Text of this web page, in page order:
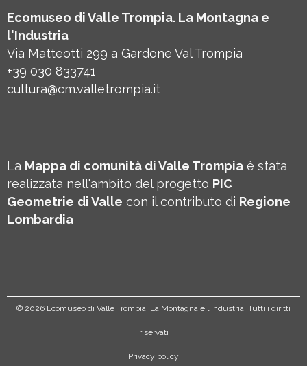
Ecomuseo di Valle Trompia. La Montagna e
l'Industria
Via Matteotti 299 a Gardone Val Trompia
+39 030 833741
cultura@cm.valletrompia.it
La Mappa di comunità di Valle Trompia è stata
realizzata nell'ambito del progetto PIC
Geometrie di Valle con il contributo di Regione
Lombardia
© 2026 Ecomuseo di Valle Trompia. La Montagna e l'Industria, Tutti i diritti
riservati
Privacy policy